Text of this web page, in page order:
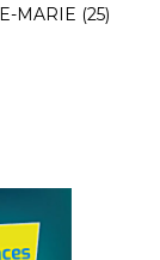
MARIE (25)